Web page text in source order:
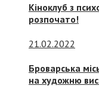
Кіноклуб з
розпочато!
21.02.2022
Броварська
на художню